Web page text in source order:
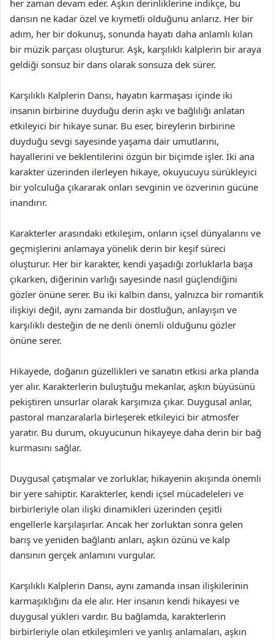
her zaman devam eder. Aşkın derinliklerine indikçe, bu
dansın ne kadar özel ve kıymetli olduğunu anlarız. Her bir
adım, her bir dokunuş, sonunda hayatı daha anlamlı kılan
bir müzik parçası oluşturur. Aşk, karşılıklı kalplerin bir araya
geldiği sonsuz bir dans olarak sonsuza dek sürer.
Karşılıklı Kalplerin Dansı, hayatın karmaşası içinde iki
insanın birbirine duyduğu derin aşkı ve bağlılığı anlatan
etkileyici bir hikaye sunar. Bu eser, bireylerin birbirine
duyduğu sevgi sayesinde yaşama dair umutlarını,
hayallerini ve beklentilerini özgün bir biçimde işler. İki ana
karakter üzerinden ilerleyen hikaye, okuyucuyu sürükleyici
bir yolculuğa çıkararak onları sevginin ve özverinin gücüne
inandırır.
Karakterler arasındaki etkileşim, onların içsel dünyalarını ve
geçmişlerini anlamaya yönelik derin bir keşif süreci
oluşturur. Her bir karakter, kendi yaşadığı zorluklarla başa
çıkarken, diğerinin varlığı sayesinde nasıl güçlendiğini
gözler önüne serer. Bu iki kalbin dansı, yalnızca bir romantik
ilişkiyi değil, aynı zamanda bir dostluğun, anlayışın ve
karşılıklı desteğin de ne denli önemli olduğunu gözler
önüne serer.
Hikayede, doğanın güzellikleri ve sanatın etkisi arka planda
yer alır. Karakterlerin buluştuğu mekanlar, aşkın büyüsünü
pekiştiren unsurlar olarak karşımıza çıkar. Duygusal anlar,
pastoral manzaralarla birleşerek etkileyici bir atmosfer
yaratır. Bu durum, okuyucunun hikayeye daha derin bir bağ
kurmasını sağlar.
Duygusal çatışmalar ve zorluklar, hikayenin akışında önemli
bir yere sahiptir. Karakterler, kendi içsel mücadeleleri ve
birbirleriyle olan ilişki dinamikleri üzerinden çeşitli
engellerle karşılaşırlar. Ancak her zorluktan sonra gelen
barış ve yeniden bağlantı anları, aşkın özünü ve kalp
dansının gerçek anlamını vurgular.
Karşılıklı Kalplerin Dansı, aynı zamanda insan ilişkilerinin
karmaşıklığını da ele alır. Her insanın kendi hikayesi ve
duygusal yükleri vardır. Bu bağlamda, karakterlerin
birbirleriyle olan etkileşimleri ve yanlış anlamaları, aşkın